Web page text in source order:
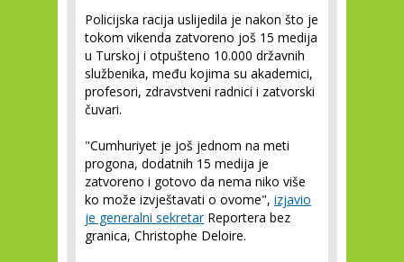
Policijska racija uslijedila je nakon što je
tokom vikenda zatvoreno još 15 medija
u Turskoj i otpušteno 10.000 državnih
službenika, među kojima su akademici,
profesori, zdravstveni radnici i zatvorski
čuvari.
"Cumhuriyet je još jednom na meti
progona, dodatnih 15 medija je
zatvoreno i gotovo da nema niko više
ko može izvještavati o ovome", izjavio
je generalni sekretarReportera bez
granica, Christophe Deloire.